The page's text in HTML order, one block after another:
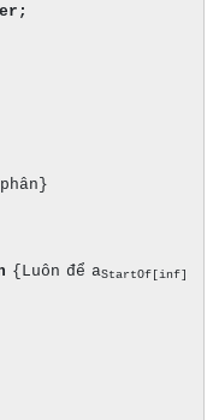
{Luôn để aStartOf[inf]